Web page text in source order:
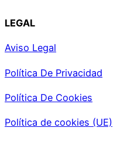
LEGAL
Aviso Legal
Política De Privacidad
Política De Cookies
Política de cookies (UE)